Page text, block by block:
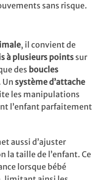
sans risque.
, il convient de
à plusieurs pointssur
des boucles
Un système d’attache
les manipulations
l’enfant parfaitement
aussi d’ajuster
la taille de l’enfant. Ce
lorsque bébé